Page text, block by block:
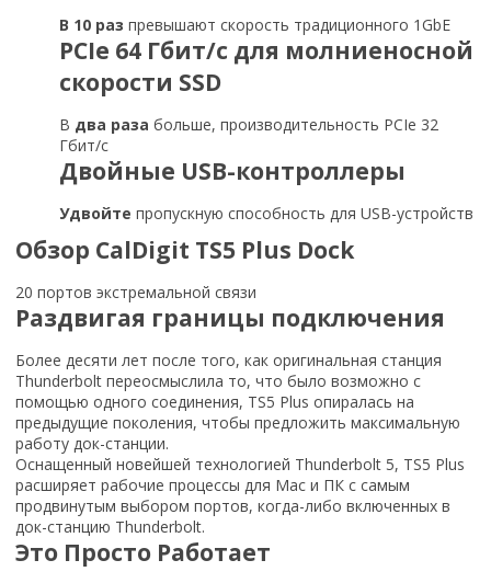
В 10 раз превышают скорость традиционного 1GbE
PCIe 64 Гбит/с для молниеносной
скорости SSD
В два раза больше, производительность PCIe 32
Гбит/с
Двойные USB-контроллеры
Удвойте пропускную способность для USB-устройств
Обзор CalDigit TS5 Plus Dock
20 портов экстремальной связи
Раздвигая границы подключения
Более десяти лет после того, как оригинальная станция
Thunderbolt переосмыслила то, что было возможно с
помощью одного соединения, TS5 Plus опиралась на
предыдущие поколения, чтобы предложить максимальную
работу док-станции.
Оснащенный новейшей технологией Thunderbolt 5, TS5 Plus
расширяет рабочие процессы для Mac и ПК с самым
продвинутым выбором портов, когда-либо включенных в
док-станцию Thunderbolt.
Это Просто Работает